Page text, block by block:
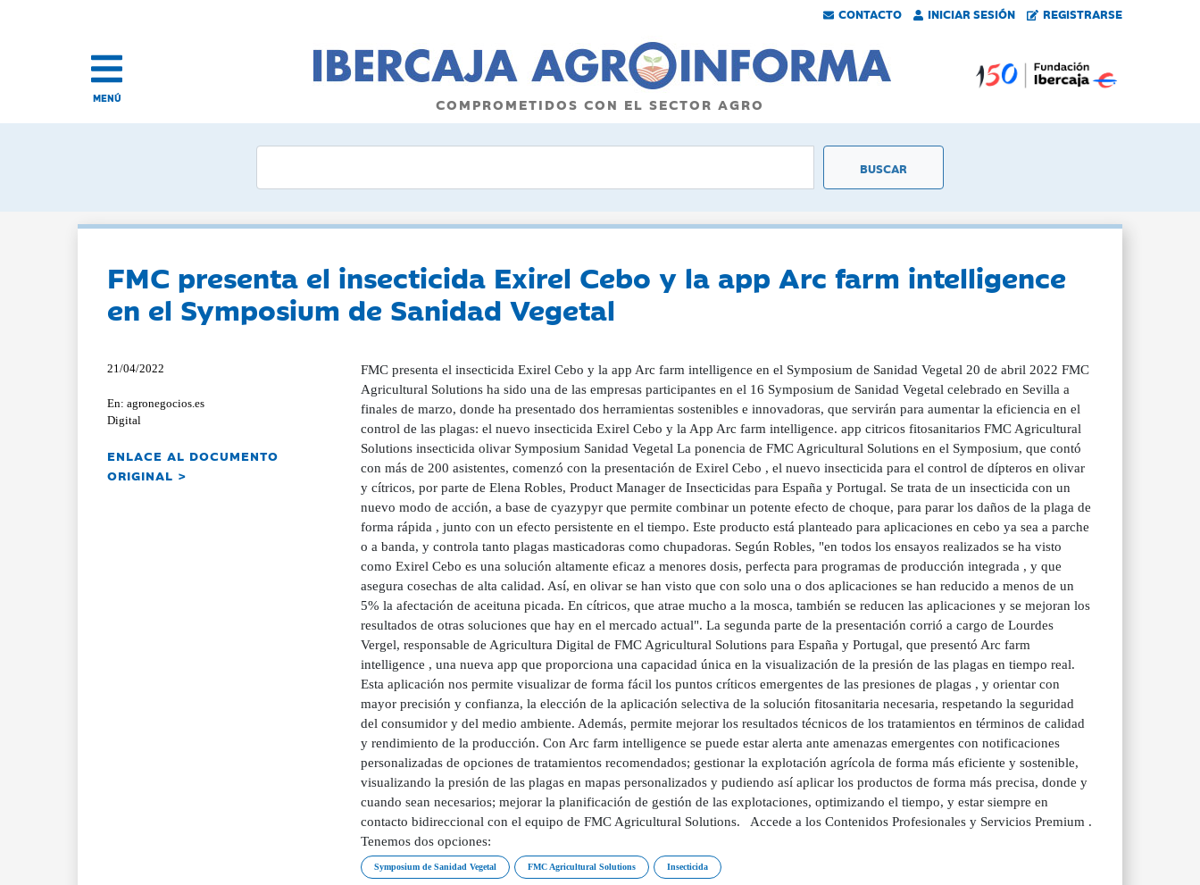
CONTACTO INICIAR SESIÓN REGISTRARSE
MENÚ COMPROMETIDOS CON EL SECTOR AGRO
FMC presenta el insecticida Exirel Cebo y la app Arc farm intelligence
en el Symposium de Sanidad Vegetal
21/04/2022
En: agronegocios.es
Digital
ENLACE AL DOCUMENTO
ORIGINAL >
FMC presenta el insecticida Exirel Cebo y la app Arc farm intelligence en el Symposium de Sanidad Vegetal 20 de abril 2022 FMC
Agricultural Solutions ha sido una de las empresas participantes en el 16 Symposium de Sanidad Vegetal celebrado en Sevilla a
finales de marzo, donde ha presentado dos herramientas sostenibles e innovadoras, que servirán para aumentar la eficiencia en el
control de las plagas: el nuevo insecticida Exirel Cebo y la App Arc farm intelligence. app citricos fitosanitarios FMC Agricultural
Solutions insecticida olivar Symposium Sanidad Vegetal La ponencia de FMC Agricultural Solutions en el Symposium, que contó
con más de 200 asistentes, comenzó con la presentación de Exirel Cebo , el nuevo insecticida para el control de dípteros en olivar
y cítricos, por parte de Elena Robles, Product Manager de Insecticidas para España y Portugal. Se trata de un insecticida con un
nuevo modo de acción, a base de cyazypyr que permite combinar un potente efecto de choque, para parar los daños de la plaga de
forma rápida , junto con un efecto persistente en el tiempo. Este producto está planteado para aplicaciones en cebo ya sea a parche
o a banda, y controla tanto plagas masticadoras como chupadoras. Según Robles, "en todos los ensayos realizados se ha visto
como Exirel Cebo es una solución altamente eficaz a menores dosis, perfecta para programas de producción integrada , y que
asegura cosechas de alta calidad. Así, en olivar se han visto que con solo una o dos aplicaciones se han reducido a menos de un
5% la afectación de aceituna picada. En cítricos, que atrae mucho a la mosca, también se reducen las aplicaciones y se mejoran los
resultados de otras soluciones que hay en el mercado actual". La segunda parte de la presentación corrió a cargo de Lourdes
Vergel, responsable de Agricultura Digital de FMC Agricultural Solutions para España y Portugal, que presentó Arc farm
intelligence , una nueva app que proporciona una capacidad única en la visualización de la presión de las plagas en tiempo real.
Esta aplicación nos permite visualizar de forma fácil los puntos críticos emergentes de las presiones de plagas , y orientar con
mayor precisión y confianza, la elección de la aplicación selectiva de la solución fitosanitaria necesaria, respetando la seguridad
del consumidor y del medio ambiente. Además, permite mejorar los resultados técnicos de los tratamientos en términos de calidad
y rendimiento de la producción. Con Arc farm intelligence se puede estar alerta ante amenazas emergentes con notificaciones
personalizadas de opciones de tratamientos recomendados; gestionar la explotación agrícola de forma más eficiente y sostenible,
visualizando la presión de las plagas en mapas personalizados y pudiendo así aplicar los productos de forma más precisa, donde y
cuando sean necesarios; mejorar la planificación de gestión de las explotaciones, optimizando el tiempo, y estar siempre en
contacto bidireccional con el equipo de FMC Agricultural Solutions. Accede a los Contenidos Profesionales y Servicios Premium .
Tenemos dos opciones:
Symposium de Sanidad Vegetal FMC Agricultural Solutions Insecticida